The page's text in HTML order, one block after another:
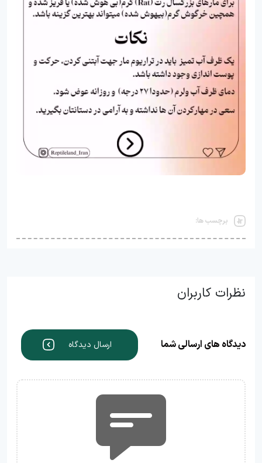
برچسب ها:
نظرات کاربران
دیدگاه های ارسالی شما ارسال دیدگاه